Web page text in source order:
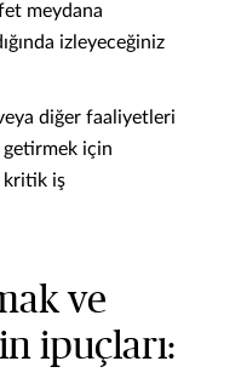
meydana
izleyeceğiniz
diğer faaliyetleri
getirmek için
kritik iş
ve
ipuçları: